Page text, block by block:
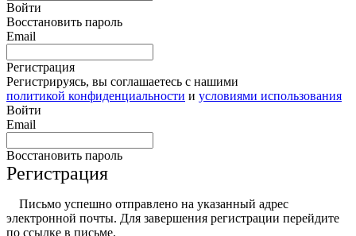
Войти
Восстановить пароль
Email
Регистрация
Регистрируясь, вы соглашаетесь с нашими
политикой конфиденциальности и условиями использования
Войти
Email
Восстановить пароль
Регистрация
Письмо успешно отправлено на указанный адрес
электронной почты. Для завершения регистрации перейдите
по ссылке в письме.